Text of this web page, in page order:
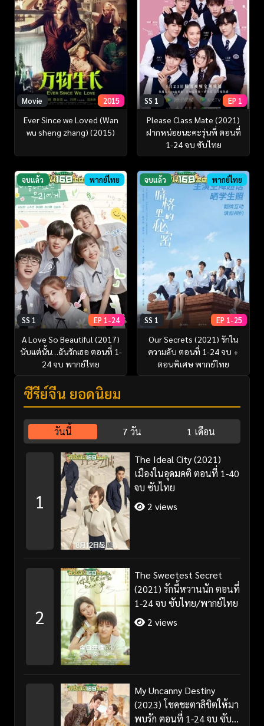
Movie 2015
Ever Since we Loved (Wan
wu sheng zhang) (2015)
SS 1 EP 1
Please Class Mate (2021)
ฝากหน่อยนะคะรุ่นพี่ ตอนที่
1-24 จบ ซับไทย
จบแล้ว พากย์ไทย
SS 1 EP 1-24
A Love So Beautiful (2017)
นับแต่นั้น…ฉันรักเธอ ตอนที่ 1-
24 จบ พากย์ไทย
จบแล้ว พากย์ไทย
SS 1 EP 1-25
Our Secrets (2021) รักใน
ความลับ ตอนที่ 1-24 จบ +
ตอนพิเศษ พากย์ไทย
ซีรี่ย์จีน ยอดนิยม
วันนี้ 7 วัน 1 เดือน
1
The Ideal City (2021)
เมืองในอุดมคติ ตอนที่ 1-40
จบ ซับไทย
2 views
2
The Sweetest Secret
(2021) รักนี้หวานนัก ตอนที่
1-24 จบ ซับไทย/พากย์ไทย
2 views
My Uncanny Destiny
(2023) โชคชะตาลิขิตให้มา
พบรัก ตอนที่ 1-24 จบ ซับ